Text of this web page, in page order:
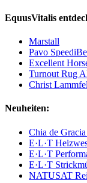
EquusVitalis
Marstall
Pavo
Excellent
Turnout Rug
Christ
Neuheiten:
Chia de
E·L·T
E·L·T
E·L·T
NATUSAT